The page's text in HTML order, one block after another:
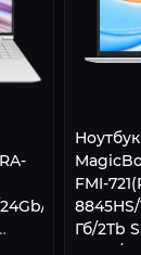
2Tb
FMI-
8845HS/
Гб/2Tb